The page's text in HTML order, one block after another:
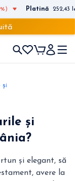
Platină 252,43
monedele de aur
și
și elegant, să
avere la